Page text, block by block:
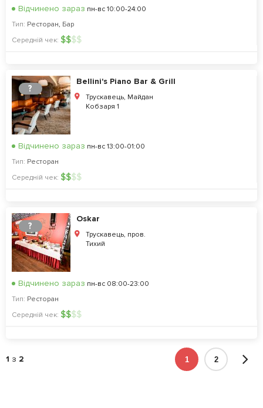
Відчинено зараз пн-вс 10:00-24:00
Тип: Ресторан, Бар
Середній чек: $$$$
?
Bellini's Piano Bar & Grill
Трускавець, Майдан
Кобзаря 1
Відчинено зараз пн-вс 13:00-01:00
Тип: Ресторан
Середній чек: $$$$
?
Oskar
Трускавець, пров.
Тихий
Відчинено зараз пн-вс 08:00-23:00
Тип: Ресторан
Середній чек: $$$$
1 з 2 1 2